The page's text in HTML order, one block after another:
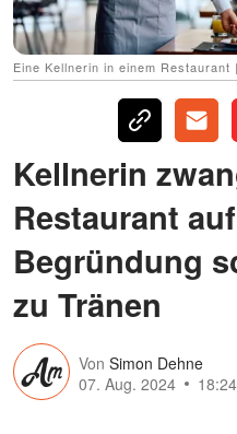
Eine Kellnerin in einem
Kellnerin
Restaurant
Begründung
zu Tränen
Von Simon Dehne
07. Aug. 2024
18:24